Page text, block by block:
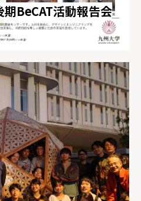
BeCAT活動報告会